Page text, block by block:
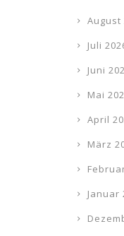
August
Juli
Juni
Mai
April
März
Januar